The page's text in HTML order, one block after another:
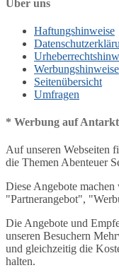
Über uns
Haftungshinweise
Werbungshinweise
Seitenübersicht
Umfragen
* Werbung auf
Auf unseren Webseiten
die Themen Abenteuer
Diese Angebote
"Partnerangebot",
Die Angebote und
unseren Besuchern
und gleichzeitig die
halten.